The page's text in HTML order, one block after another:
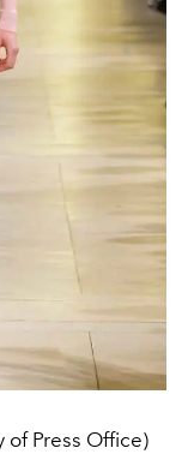
of Press Office)